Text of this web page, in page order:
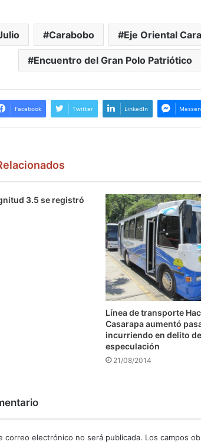
Carabobo Eje Oriental
Encuentro del Gran Polo Patriótico
Facebook Twitter LinkedIn
3.5 se registró
Línea de transporte
Casarapa aumentó
incurriendo en delito de
especulación
21/08/2014
correo electrónico no será publicada. Los campos